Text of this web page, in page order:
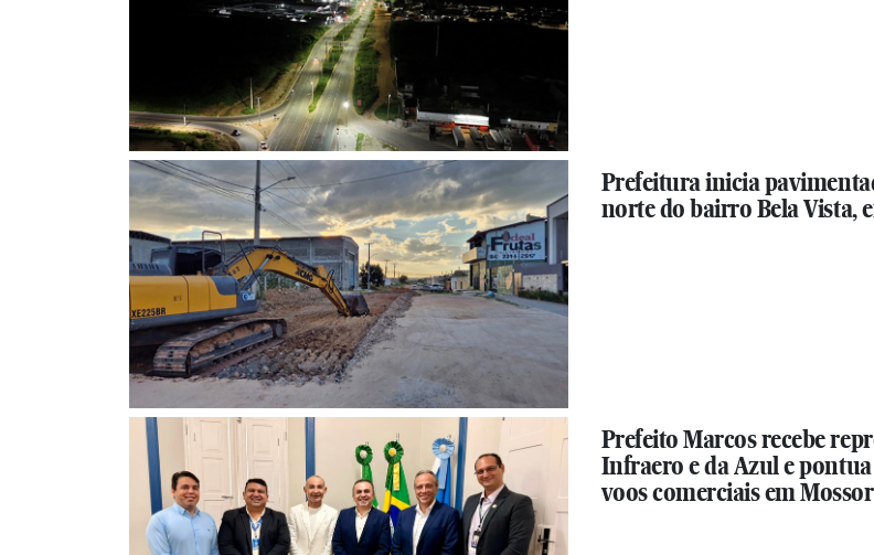
Prefeitura inicia
norte do bairro Bela Vista,
Prefeito Marcos recebe
Infraero e da Azul e
voos comerciais em